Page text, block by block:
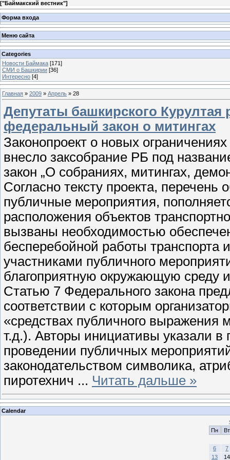
["Баймакский вестник"]
Форма входа
Меню сайта
Categories
Новости Баймака [171]
СМИ о Башкирии [36]
Интересно [4]
Главная » 2009 » Апрель » 28
Депутаты башкирского
федеральный закон о митингах
Законопроект о новых
внесло заксобрание РБ под
закон „О собраниях, митингах,
Согласно тексту проекта, перечень
публичные мероприятия,
расположения объектов
вызваны необходимостью
бесперебойной работы
участниками публичного
благоприятную окружающую среду
Статью 7 Федерального закона
соответствии с которым
«средствах публичного выражения
т.д.). Авторы инициативы указали в
проведении публичных
законодательством символика,
пиротехнич ... Читать дальше »
Calendar
Пн
Вт
6
7
13
14